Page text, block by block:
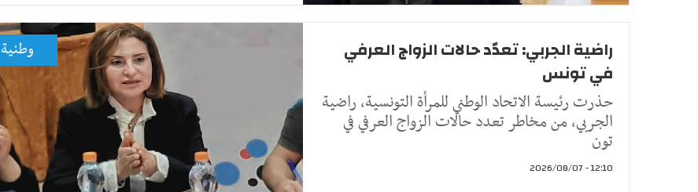
وطنية
راضية الجربي: تعدّد حالات الزواج العرفي
في تونس
حذرت رئيسة الاتحاد الوطني للمرأة التونسية، راضية
الجربي، من مخاطر تعدد حالات الزواج العرفي في
تون
12:10 - 2026/08/07